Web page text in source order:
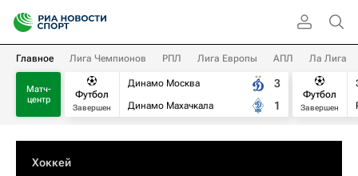
Главное Лига Чемпионов РПЛ Лига Европы АПЛ Ла Лига
Матч-
центр
Футбол
Завершен
Динамо Москва
Динамо Махачкала
3
1
Футбол
Завершен
Хоккей